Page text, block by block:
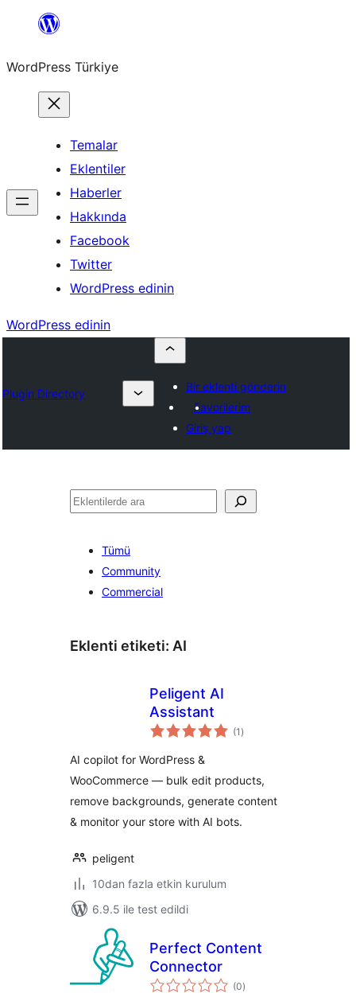
İçeriğe
WordPress Türkiye
Temalar
Eklentiler
Haberler
Hakkında
Facebook
Twitter
WordPress edinin
WordPress edinin
Plugin Directory
Bir eklenti gönderin
Favorilerim
Giriş yap
Ara
Tümü
Community
Commercial
Eklenti etiketi: AI
Peligent AI
Assistant
(1 toplam
puan
)
AI copilot for WordPress &
WooCommerce — bulk edit products,
remove backgrounds, generate content
& monitor your store with AI bots.
peligent
10dan fazla etkin kurulum
6.9.5 ile test edildi
Perfect Content
Connector
(0toplam
puan
)